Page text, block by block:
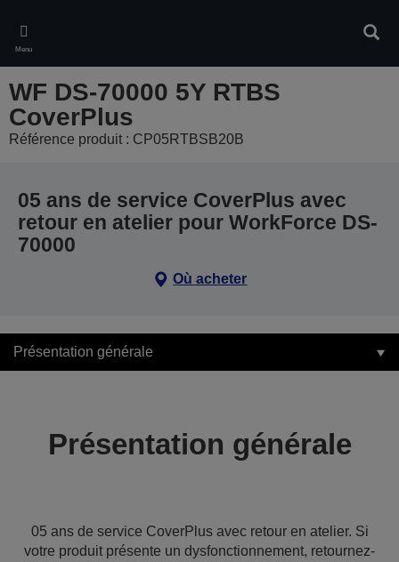
main
content
Menu
WF DS-70000 5Y RTBS
CoverPlus
Référence produit : CP05RTBSB20B
05 ans de service CoverPlus avec
retour en atelier pour WorkForce DS-
70000
Où acheter
Présentation générale
Présentation générale
05 ans de service CoverPlus avec retour en atelier. Si
votre produit présente un dysfonctionnement, retournez-